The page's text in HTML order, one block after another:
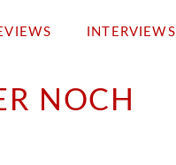
INTERVIEWS
NOCH